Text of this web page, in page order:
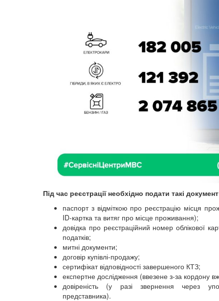
Під час реєстрації необхідно подати такі
паспорт з відміткою про реєстрацію місця
ID-картка та витяг про місце проживання);
довідка про реєстраційний номер облікової
податків;
митні документи;
договір купівлі-продажу;
сертифікат відповідності завершеного КТЗ;
експертне дослідження (ввезене з-за кордону
довіреність (у разі звернення через
представника).